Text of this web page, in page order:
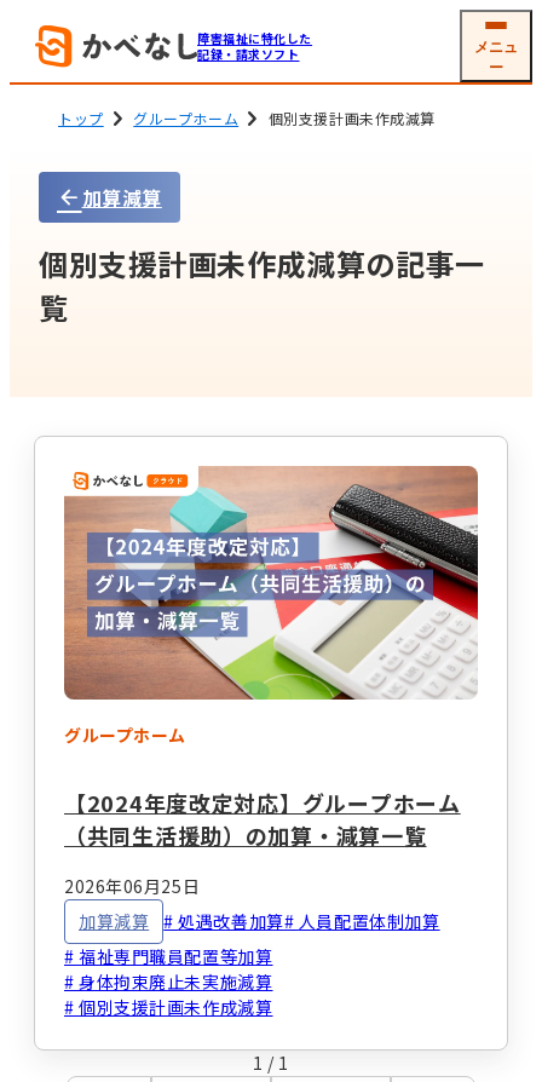
障害福祉に特化した
記録・請求ソフト
メニュ
ー
就労系サービス
生活介護
グループホーム
(共同生活援助)
ソフトの機能
メール交付 国保連請求
その他機能
開業支援サービス
サービス詳細
事業計画立案支援
法人設立 指定申請代行
税務届代行
求人広告掲載・人材紹介
その他のサービス
レンタルスマホ
ホームページ作成
お役立ちコラム
総合トップ
セミナー・イベント
情報トップ
サービス種別ごとのコラムを探す
就労系サービス 相談支援
生活介護 グループホーム
テーマからコラムを探す
トップ グループホーム 個別支援計画未作成減算
加算減算
個別支援計画未作成減算の記事一
覧
グループホーム
【2024年度改定対応】グループホーム
（共同生活援助）の加算・減算一覧
2026年06月25日
加算減算
処遇改善加算
人員配置体制加算
福祉専門職員配置等加算
身体拘束廃止未実施減算
個別支援計画未作成減算
1 / 1